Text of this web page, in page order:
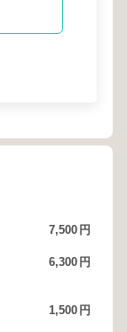
7,500 円
6,300 円
1,500 円